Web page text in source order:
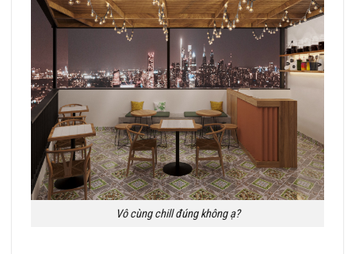
Vô cùng chill đúng không ạ?